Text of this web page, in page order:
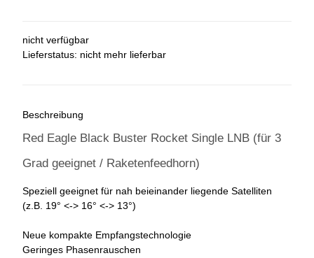
nicht verfügbar
Lieferstatus: nicht mehr lieferbar
Beschreibung
Red Eagle Black Buster Rocket Single LNB (für 3
Grad geeignet / Raketenfeedhorn)
Speziell geeignet für nah beieinander liegende Satelliten
(z.B. 19° <-> 16° <-> 13°)
Neue kompakte Empfangstechnologie
Geringes Phasenrauschen